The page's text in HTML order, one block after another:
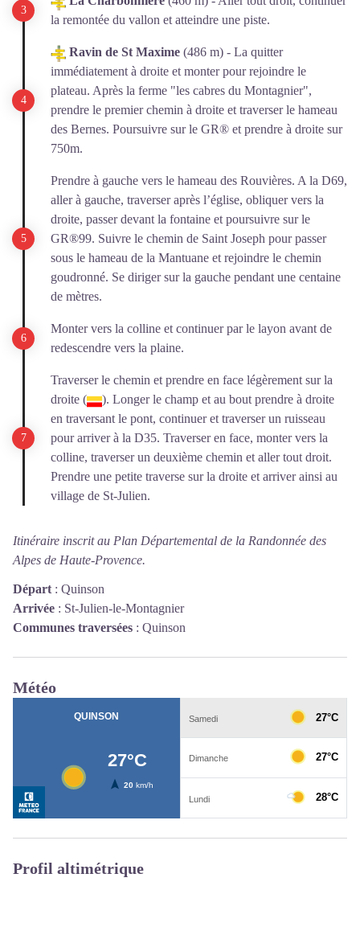
la remontée du vallon et atteindre une piste.
Ravin de St Maxime (486 m) - La quitter
immédiatement à droite et monter pour rejoindre le
plateau. Après la ferme "les cabres du Montagnier",
prendre le premier chemin à droite et traverser le hameau
des Bernes. Poursuivre sur le GR® et prendre à droite sur
750m.
Prendre à gauche vers le hameau des Rouvières. A la D69,
aller à gauche, traverser après l’église, obliquer vers la
droite, passer devant la fontaine et poursuivre sur le
GR®99. Suivre le chemin de Saint Joseph pour passer
sous le hameau de la Mantuane et rejoindre le chemin
goudronné. Se diriger sur la gauche pendant une centaine
de mètres.
Monter vers la colline et continuer par le layon avant de
redescendre vers la plaine.
Traverser le chemin et prendre en face légèrement sur la
droite (
). Longer le champ et au bout prendre à droite
en traversant le pont, continuer et traverser un ruisseau
pour arriver à la D35. Traverser en face, monter vers la
colline, traverser un deuxième chemin et aller tout droit.
Prendre une petite traverse sur la droite et arriver ainsi au
village de St-Julien.
Itinéraire inscrit au Plan Départemental de la Randonnée des
Alpes de Haute-Provence.
Départ : Quinson
Arrivée : St-Julien-le-Montagnier
Communes traversées : Quinson
Météo
Profil altimétrique